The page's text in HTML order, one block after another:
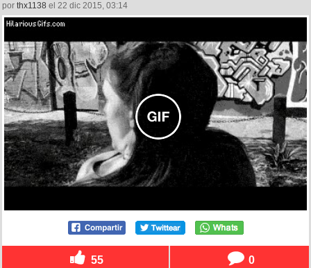
por thx1138 el 22 dic 2015, 03:14
55 0